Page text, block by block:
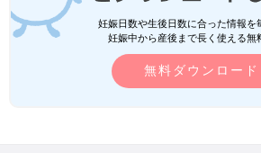
妊娠日数や生後日数に合った情報を
妊娠中から産後まで長く使える無
無料ダウンロード